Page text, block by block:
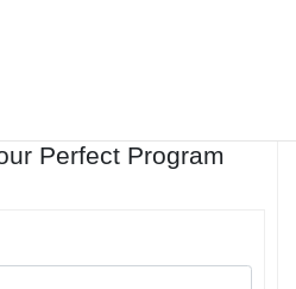
Perfect Program